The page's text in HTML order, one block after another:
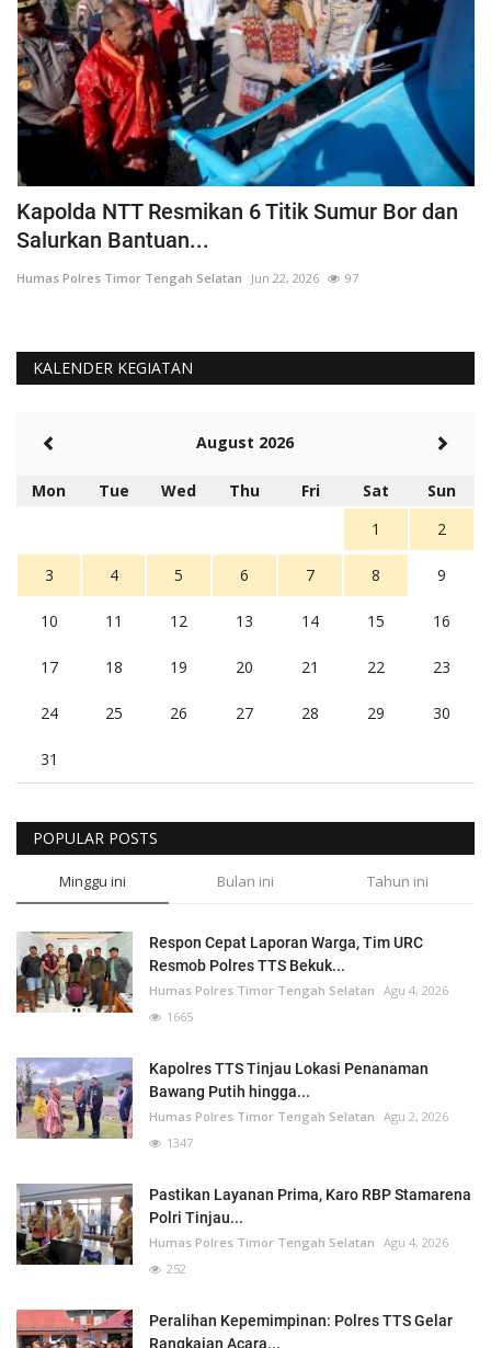
Kapolda NTT Resmikan 6 Titik Sumur Bor dan
Salurkan Bantuan...
Humas Polres Timor Tengah Selatan Jun 22, 2026 97
KALENDER KEGIATAN
August 2026
Mon Tue Wed Thu Fri Sat
Sun
1
2
3 4 5 6 7 8 9
10 11 12 13 14 15 16
17 18 19 20 21 22 23
24 25 26 27 28 29 30
31
POPULAR POSTS
Minggu ini Bulan ini Tahun ini
Respon Cepat Laporan Warga, Tim URC
Resmob Polres TTS Bekuk...
Humas Polres Timor Tengah Selatan Agu 4, 2026
1665
Kapolres TTS Tinjau Lokasi Penanaman
Bawang Putih hingga...
Humas Polres Timor Tengah Selatan Agu 2, 2026
1347
Pastikan Layanan Prima, Karo RBP Stamarena
Polri Tinjau...
Humas Polres Timor Tengah Selatan Agu 4, 2026
252
Peralihan Kepemimpinan: Polres TTS Gelar
Rangkaian Acara...